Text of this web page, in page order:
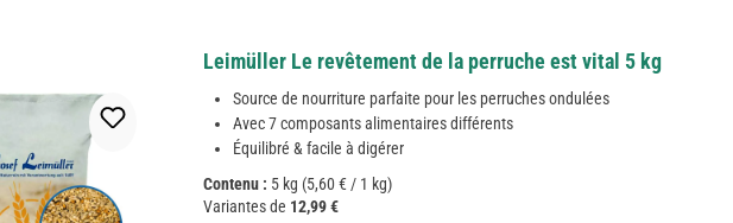
Leimüller Le revêtement de la perruche est vital 5 kg
Source de nourriture parfaite pour les perruches ondulées
Avec 7 composants alimentaires différents
Équilibré & facile à digérer
Contenu : 5 kg (5,60 € / 1 kg)
Variantes de 12,99 €